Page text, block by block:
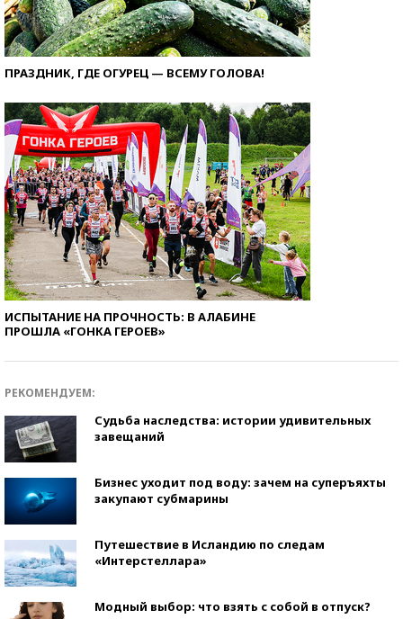
ПРАЗДНИК, ГДЕ ОГУРЕЦ — ВСЕМУ ГОЛОВА!
ИСПЫТАНИЕ НА ПРОЧНОСТЬ: В АЛАБИНЕ
ПРОШЛА «ГОНКА ГЕРОЕВ»
РЕКОМЕНДУЕМ:
Судьба наследства: истории удивительных
завещаний
Бизнес уходит под воду: зачем на суперъяхты
закупают субмарины
Путешествие в Исландию по следам
«Интерстеллара»
Модный выбор: что взять с собой в отпуск?